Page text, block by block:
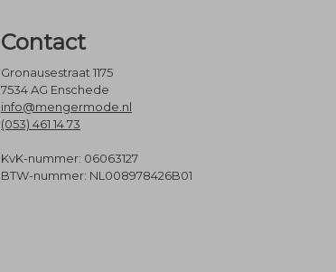
Contact
Gronausestraat 1175
7534 AG Enschede
info@mengermode.nl
(053) 461 14 73
KvK-nummer: 06063127
BTW-nummer: NL008978426B01